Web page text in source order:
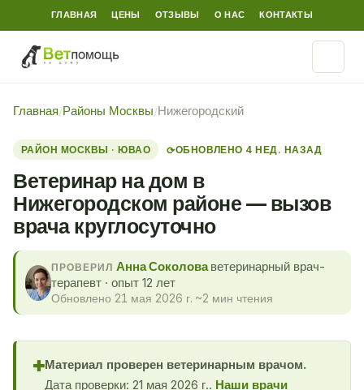
ГЛАВНАЯ ЦЕНЫ ОТЗЫВЫ О НАС КОНТАКТЫ
Главная/Районы Москвы/Нижегородский
РАЙОН МОСКВЫ · ЮВАО ⟳ОБНОВЛЕНО 4 НЕД. НАЗАД
Ветеринар на дом в
Нижегородском районе — вызов
врача круглосуточно
ПРОВЕРИЛ Анна Соколоваветеринарный врач-
терапевт · опыт 12 лет
Обновлено 21 мая 2026 г. ~2 мин чтения
✚Материал проверен ветеринарным врачом.
Дата проверки: 21 мая 2026 г.. Наши врачи